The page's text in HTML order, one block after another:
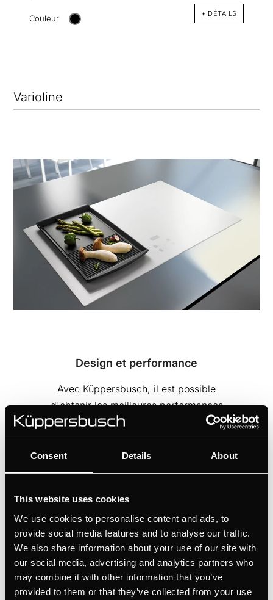
Consent Details About
This website uses cookies
We use cookies to personalise content and ads, to
provide social media features and to analyse our traffic.
We also share information about your use of our site with
our social media, advertising and analytics partners who
may combine it with other information that you’ve
provided to them or that they’ve collected from your use
Couleur + DÉTAILS
Varioline
Design et performance
Avec Küppersbusch, il est possible
d'obtenir les meilleures performances
avec le design le plus soigné. Choisissez
parmi différentes options de couleurs, et
assortissez votre plaque de cuisson au
reste de votre cuisine. Grâce aux options
Küppersbusch, vous n'avez pas seulement
le choix entre des plaques noires, vous
avez aussi des plaques en finition blanc
pur, ainsi qu'en chrome.